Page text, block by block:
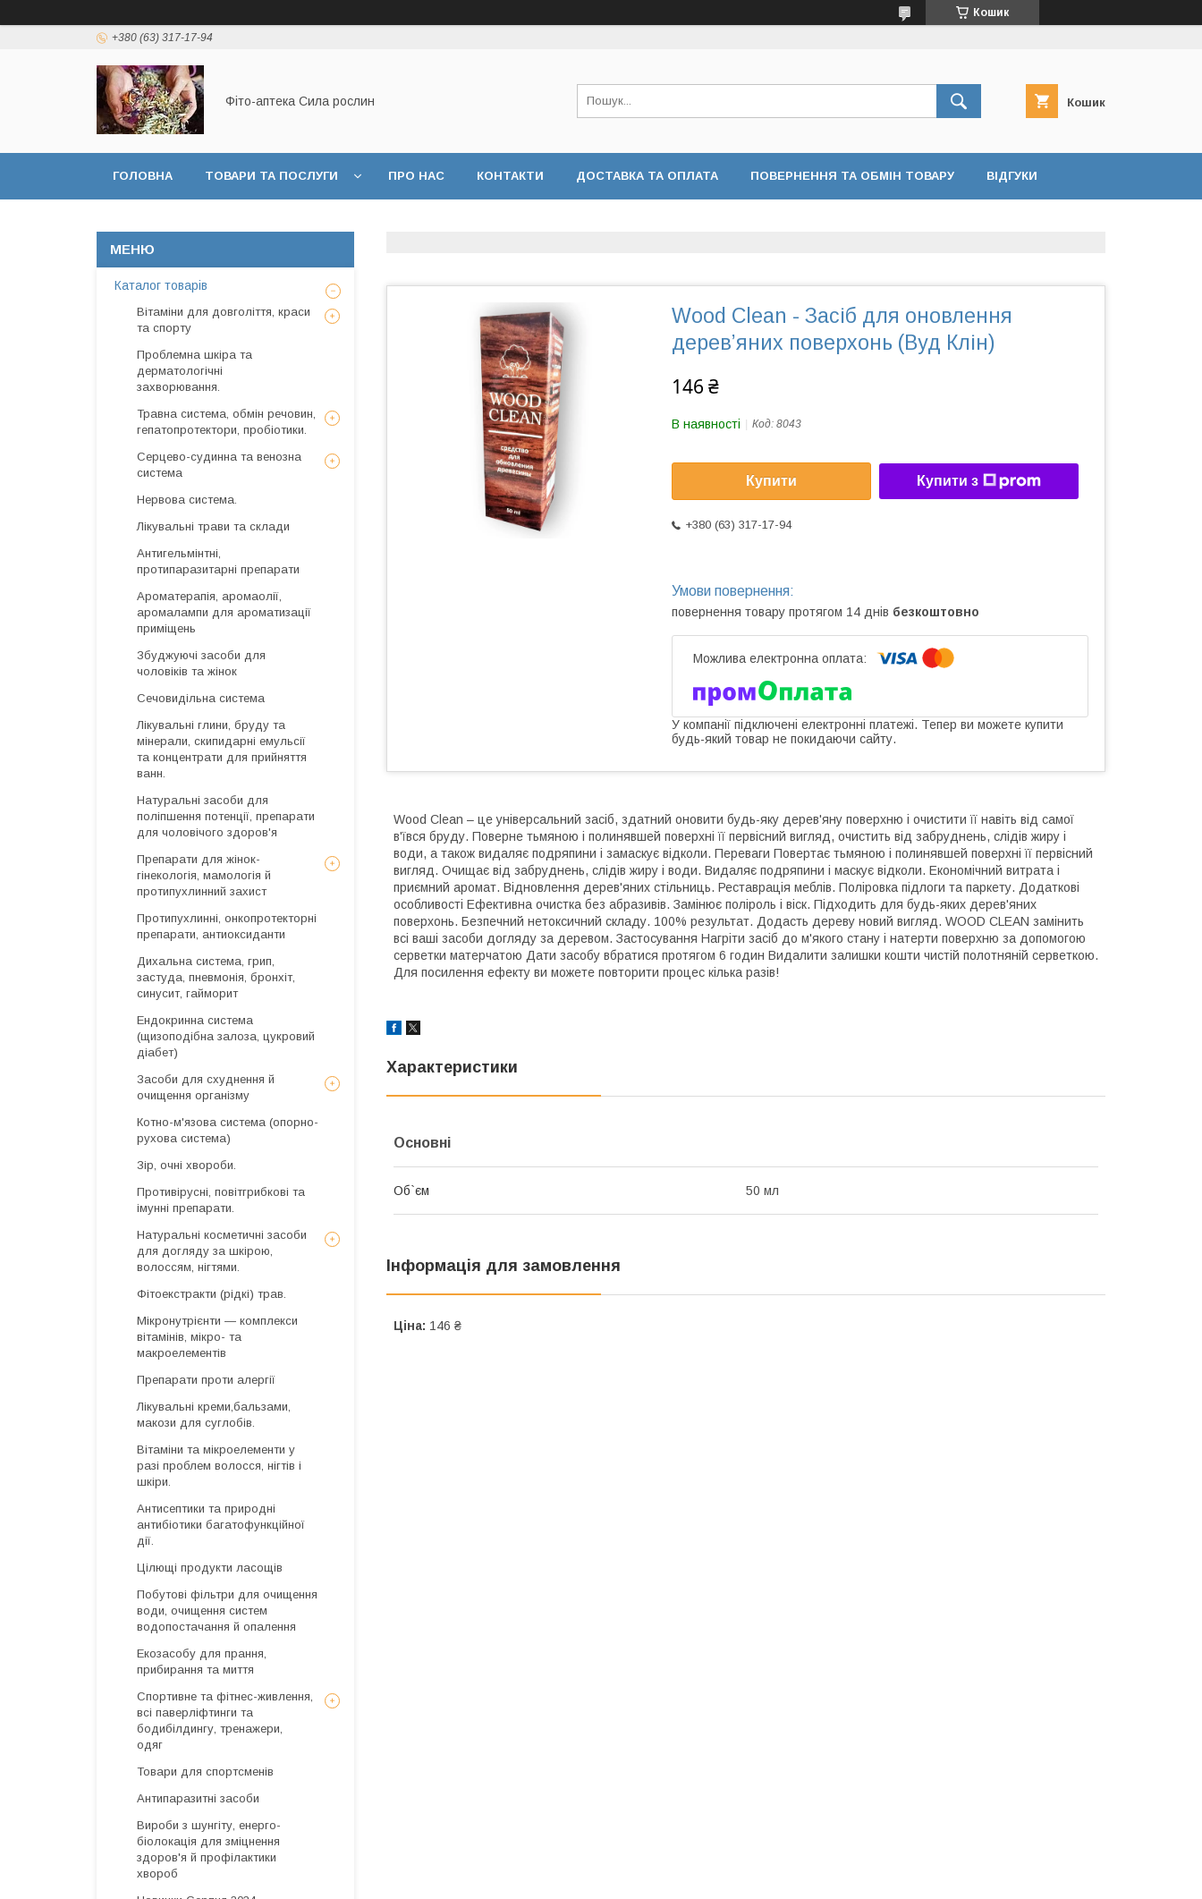
Кошик
+380 (63) 317-17-94
Фіто-аптека Сила рослин Кошик
ГОЛОВНА ТОВАРИ ТА ПОСЛУГИ ПРО НАС КОНТАКТИ ДОСТАВКА ТА ОПЛАТА ПОВЕРНЕННЯ ТА ОБМІН ТОВАРУ ВІДГУКИ
Wood Clean - Засіб для оновлення
дерев’яних поверхонь (Вуд Клін)
146 ₴
В наявності Код: 8043
Купити Купити з
+380 (63) 317-17-94
повернення товару протягом 14 днів безкоштовно
У компанії підключені електронні платежі. Тепер ви можете купити
будь-який товар не покидаючи сайту.
Wood Clean – це універсальний засіб, здатний оновити будь-яку дерев'яну поверхню і очистити її навіть від самої
в'ївся бруду. Поверне тьмяною і полинявшей поверхні її первісний вигляд, очистить від забруднень, слідів жиру і
води, а також видаляє подряпини і замаскує відколи. Переваги Повертає тьмяною і полинявшей поверхні її первісний
вигляд. Очищає від забруднень, слідів жиру і води. Видаляє подряпини і маскує відколи. Економічний витрата і
приємний аромат. Відновлення дерев'яних стільниць. Реставрація меблів. Поліровка підлоги та паркету. Додаткові
особливості Ефективна очистка без абразивів. Замінює поліроль і віск. Підходить для будь-яких дерев'яних
поверхонь. Безпечний нетоксичний складу. 100% результат. Додасть дереву новий вигляд. WOOD CLEAN замінить
всі ваші засоби догляду за деревом. Застосування Нагріти засіб до м'якого стану і натерти поверхню за допомогою
серветки матерчатою Дати засобу вбратися протягом 6 годин Видалити залишки кошти чистій полотняній серветкою.
Для посилення ефекту ви можете повторити процес кілька разів!
Характеристики
Основні
Об`єм 50 мл
Інформація для замовлення
Ціна: 146 ₴
Каталог товарів
Вітаміни для довголіття, краси
та спорту
Проблемна шкіра та
дерматологічні
захворювання.
Травна система, обмін речовин,
гепатопротектори, пробіотики.
Серцево-судинна та венозна
система
Нервова система.
Лікувальні трави та склади
Антигельмінтні,
протипаразитарні препарати
Ароматерапія, аромаолії,
аромалампи для ароматизації
приміщень
Збуджуючі засоби для
чоловіків та жінок
Сечовидільна система
Лікувальні глини, бруду та
мінерали, скипидарні емульсії
та концентрати для прийняття
ванн.
Натуральні засоби для
поліпшення потенції, препарати
для чоловічого здоров'я
Препарати для жінок-
гінекологія, мамологія й
протипухлинний захист
Протипухлинні, онкопротекторні
препарати, антиоксиданти
Дихальна система, грип,
застуда, пневмонія, бронхіт,
синусит, гайморит
Ендокринна система
(щизоподібна залоза, цукровий
діабет)
Засоби для схуднення й
очищення організму
Котно-м'язова система (опорно-
рухова система)
Зір, очні хвороби.
Противірусні, повітгрибкові та
імунні препарати.
Натуральні косметичні засоби
для догляду за шкірою,
волоссям, нігтями.
Фітоекстракти (рідкі) трав.
Мікронутрієнти — комплекси
вітамінів, мікро- та
макроелементів
Препарати проти алергії
Лікувальні креми,бальзами,
макози для суглобів.
Вітаміни та мікроелементи у
разі проблем волосся, нігтів і
шкіри.
Антисептики та природні
антибіотики багатофункційної
дії.
Цілющі продукти ласощів
Побутові фільтри для очищення
води, очищення систем
водопостачання й опалення
Екозасобу для прання,
прибирання та миття
Спортивне та фітнес-живлення,
всі паверліфтинги та
бодибілдингу, тренажери,
одяг
Товари для спортсменів
Антипаразитні засоби
Вироби з шунгіту, енерго-
біолокація для зміцнення
здоров'я й профілактики
хвороб